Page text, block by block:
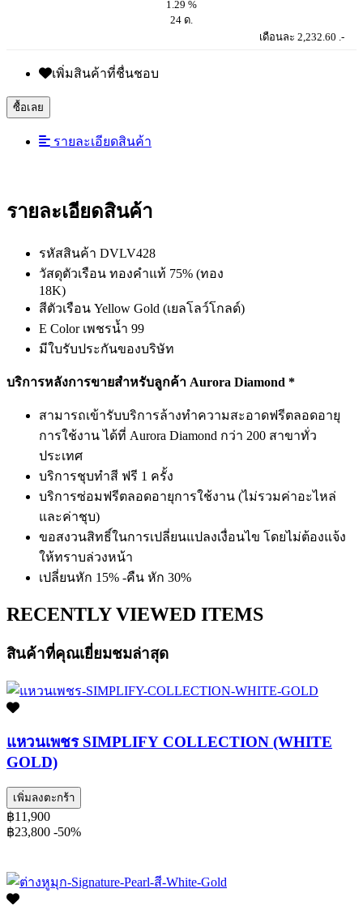
1.29 %
24 ด.
เดือนละ 2,232.60 .-
เพิ่มสินค้าที่ชื่นชอบ
ซื้อเลย
รายละเอียดสินค้า
รายละเอียดสินค้า
รหัสสินค้า DVLV428
วัสดุตัวเรือน ทองคำแท้ 75% (ทอง
18K)
สีตัวเรือน Yellow Gold (เยลโลว์โกลด์)
E Color เพชรน้ำ 99
มีใบรับประกันของบริษัท
บริการหลังการขายสำหรับลูกค้า Aurora Diamond *
สามารถเข้ารับบริการล้างทำความสะอาดฟรีตลอดอายุ
การใช้งาน ได้ที่ Aurora Diamond กว่า 200 สาขาทั่ว
ประเทศ
บริการชุบทำสี ฟรี 1 ครั้ง
บริการซ่อมฟรีตลอดอายุการใช้งาน (ไม่รวมค่าอะไหล่
และค่าชุบ)
ขอสงวนสิทธิ์ในการเปลี่ยนแปลงเงื่อนไข โดยไม่ต้องแจ้ง
ให้ทราบล่วงหน้า
เปลี่ยนหัก 15% -คืน หัก 30%
RECENTLY VIEWED ITEMS
สินค้าที่คุณเยี่ยมชมล่าสุด
แหวนเพชร SIMPLIFY COLLECTION (WHITE
GOLD)
เพิ่มลงตะกร้า
฿11,900
฿23,800 -50%